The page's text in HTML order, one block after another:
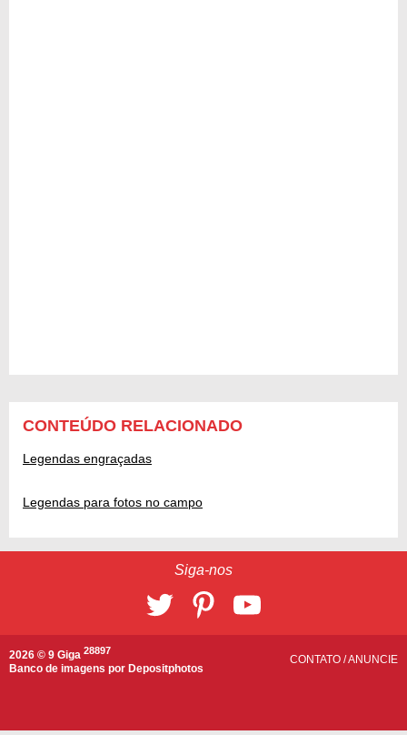
CONTEÚDO RELACIONADO
Legendas engraçadas
Legendas para fotos no campo
Siga-nos
2026 © 9 Giga 28897
Banco de imagens por Depositphotos
CONTATO /ANUNCIE